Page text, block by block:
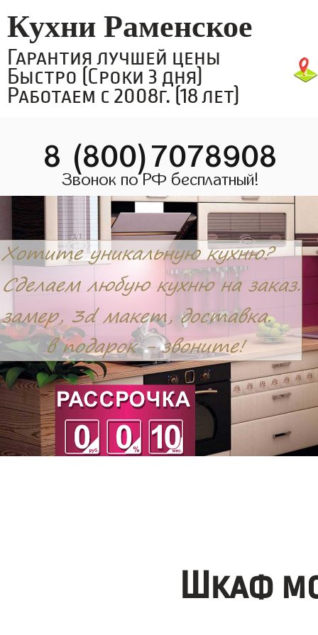
Кухни Раменское
Гарантия лучшей цены
Быстро (Сроки 3 дня)
Работаем с 2008г. (18 лет)
8 (800)7078908
Звонок по РФ бесплатный!
Шкаф